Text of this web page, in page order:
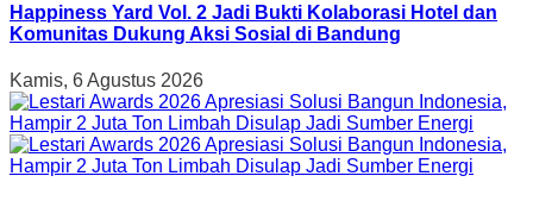
Happiness Yard Vol. 2 Jadi Bukti Kolaborasi Hotel dan
Komunitas Dukung Aksi Sosial di Bandung
Kamis, 6 Agustus 2026